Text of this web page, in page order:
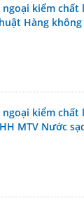
kiểm
Hàng không
kiểm
MTV Nước